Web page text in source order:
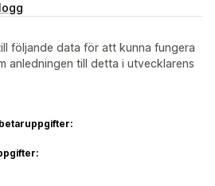
följande data för att kunna fungera
anledningen till detta i utvecklarens